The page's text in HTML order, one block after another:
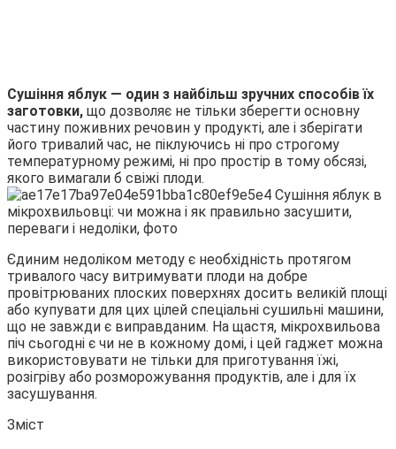
Сушіння яблук — один з найбільш зручних способів їх
заготовки, що дозволяє не тільки зберегти основну
частину поживних речовин у продукті, але і зберігати
його тривалий час, не піклуючись ні про строгому
температурному режимі, ні про простір в тому обсязі,
якого вимагали б свіжі плоди.
Єдиним недоліком методу є необхідність протягом
тривалого часу витримувати плоди на добре
провітрюваних плоских поверхнях досить великій площі
або купувати для цих цілей спеціальні сушильні машини,
що не завжди є виправданим. На щастя, мікрохвильова
піч сьогодні є чи не в кожному домі, і цей гаджет можна
використовувати не тільки для приготування їжі,
розігріву або розморожування продуктів, але і для їх
засушування.
Зміст